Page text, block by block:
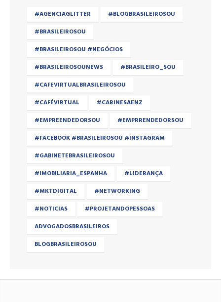
#AGENCIAGLITTER
#BLOGBRASILEIROSOU
#BRASILEIROSOU
#BRASILEIROSOU #NEGÓCIOS
#BRASILEIROSOUNEWS
#BRASILEIRO_SOU
#CAFEVIRTUALBRASILEIROSOU
#CAFÉVIRTUAL
#CARINESAENZ
#EMPREENDEDORSOU
#EMPRRENDEDORSOU
#FACEBOOK #BRASILEIROSOU #INSTAGRAM
#GABINETEBRASILEIROSOU
#IMOBILIARIA_ESPANHA
#LIDERANÇA
#MKTDIGITAL
#NETWORKING
#NOTICIAS
#PROJETANDOPESSOAS
ADVOGADOSBRASILEIROS
BLOGBRASILEIROSOU